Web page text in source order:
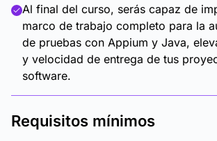
Al final del curso, serás capaz de
marco de trabajo completo para la
de pruebas con Appium y Java,
y velocidad de entrega de tus
software.
Requisitos mínimos